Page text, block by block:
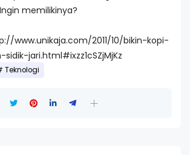
memilikinya?
www.unikaja.com/2011/10/bikin-kopi-
jari.html#ixzz1cSZjMjKz
Teknologi